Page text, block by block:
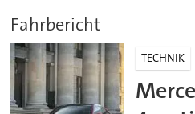
Fahrbericht
TECHNIK